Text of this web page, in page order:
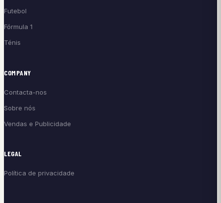
Futebol
Fórmula 1
Ténis
COMPANY
Contacta-nos
Sobre nós
Vendas e Publicidade
LEGAL
Política de privacidade